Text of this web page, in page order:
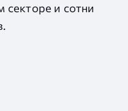
секторе и сотни